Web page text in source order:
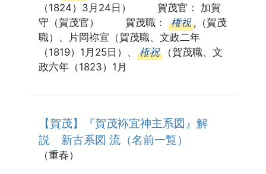
（1824）3月24日） 賀茂官： 加賀
守（賀茂官） 賀茂職： 権祝 ,（賀茂
職）、片岡祢宜（賀茂職、文政二年
（1819）1月25日）、 権祝
（賀茂職、文
政六年（1823）1月
【賀茂】『賀茂袮宜神主系図』解
説 新古系図 流（名前一覧）
（重春）